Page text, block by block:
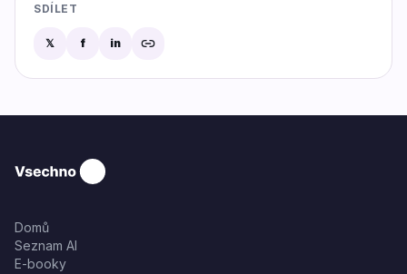
SDÍLET
𝕏 f in
Domů
Seznam AI
E-booky